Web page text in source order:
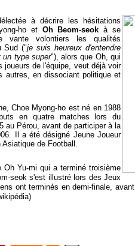
à décrire les hésitations
ho et Oh Beom-seok à se
vante volontiers les qualités
Sud ("je suis heureux d'entendre
un type super"), alors que Oh, qui
de l'équipe, veut déjà voir
autres, en dissociant politique et
Choe Myong-ho est né en 1988
en quatre matches lors du
au Pérou, avant de participer à la
Il a été désigné Jeune Joueur
Asiatique de Football.
Yu-mi qui a terminé troisième
seok s'est illustré lors des Jeux
ont terminés en demi-finale,